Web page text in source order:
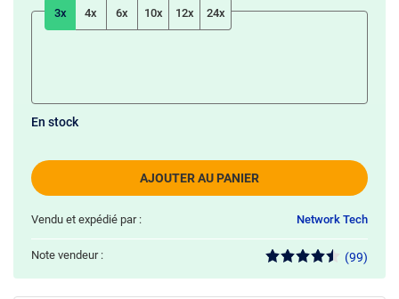
3x 4x 6x 10x 12x 24x
AJOUTER AU PANIER
En stock
Vendu et expédié par : Network Tech
Note vendeur : (99)